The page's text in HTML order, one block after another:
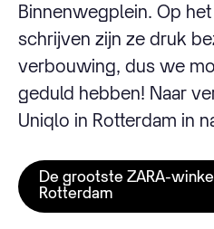
Binnenwegplein. Op
schrijven zijn ze druk
verbouwing, dus we
geduld hebben! Naar
Uniqlo in Rotterdam in
De grootste ZARA-
Rotterdam